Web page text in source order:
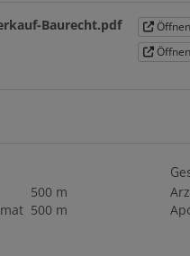
Baurecht.pdf Öffnen
Öffnen
500 m
500 m